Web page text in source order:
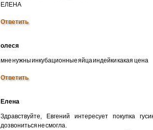
ЕЛЕНА
Ответить
олеся
мне нужны инкубационные яйца индейки какая цена
Ответить
Елена
Здравствуйте, Евгений интересует покупка
дозвониться не смогла.